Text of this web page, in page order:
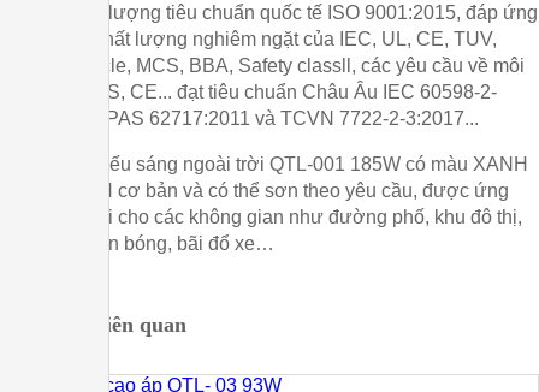
quản lý chất lượng tiêu chuẩn quốc tế ISO 9001:2015, đáp ứng
tiêu chuẩn chất lượng nghiêm ngặt của IEC, UL, CE, TUV,
ETL, PV Cycle, MCS, BBA, Safety classll, các yêu cầu về môi
trường ROHS, CE... đạt tiêu chuẩn Châu Âu IEC 60598-2-
3:2002, IEC/PAS 62717:2011 và TCVN 7722-2-3:2017...
Đèn LED chiếu sáng ngoài trời QTL-001 185W có màu XANH
NƯỚC BIỂN cơ bản và có thể sơn theo yêu cầu, được ứng
dụng rộng rãi cho các không gian như đường phố, khu đô thị,
cầu cảng, sân bóng, bãi đổ xe…
Sản phẩm liên quan